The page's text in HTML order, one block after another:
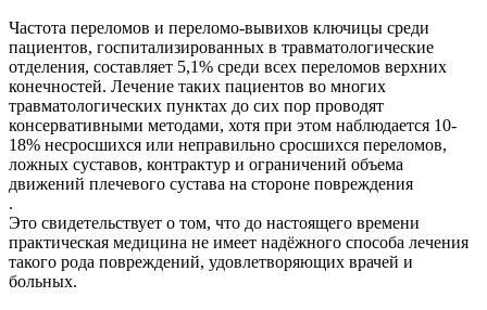
Частота переломов и переломо-вывихов ключицы среди
пациентов, госпитализированных в травматологические
отделения, составляет 5,1% среди всех переломов верхних
конечностей. Лечение таких пациентов во многих
травматологических пунктах до сих пор проводят
консервативными методами, хотя при этом наблюдается 10-
18% несросшихся или неправильно сросшихся переломов,
ложных суставов, контрактур и ограничений объема
движений плечевого сустава на стороне повреждения
.
Это свидетельствует о том, что до настоящего времени
практическая медицина не имеет надёжного способа лечения
такого рода повреждений, удовлетворяющих врачей и
больных.